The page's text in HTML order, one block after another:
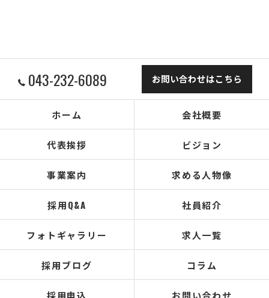
043-232-6089 お問い合わせはこちら
ホーム 会社概要
代表挨拶 ビジョン
事業案内 求める人物像
採用Q&A 社員紹介
フォトギャラリー 求人一覧
採用ブログ コラム
採用申込 お問い合わせ